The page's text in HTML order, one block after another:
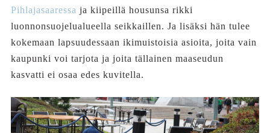
Pihlajasaaressa ja kiipeillä housunsa rikki
luonnonsuojelualueella seikkaillen. Ja lisäksi hän tulee
kokemaan lapsuudessaan ikimuistoisia asioita, joita vain
kaupunki voi tarjota ja joita tällainen maaseudun
kasvatti ei osaa edes kuvitella.